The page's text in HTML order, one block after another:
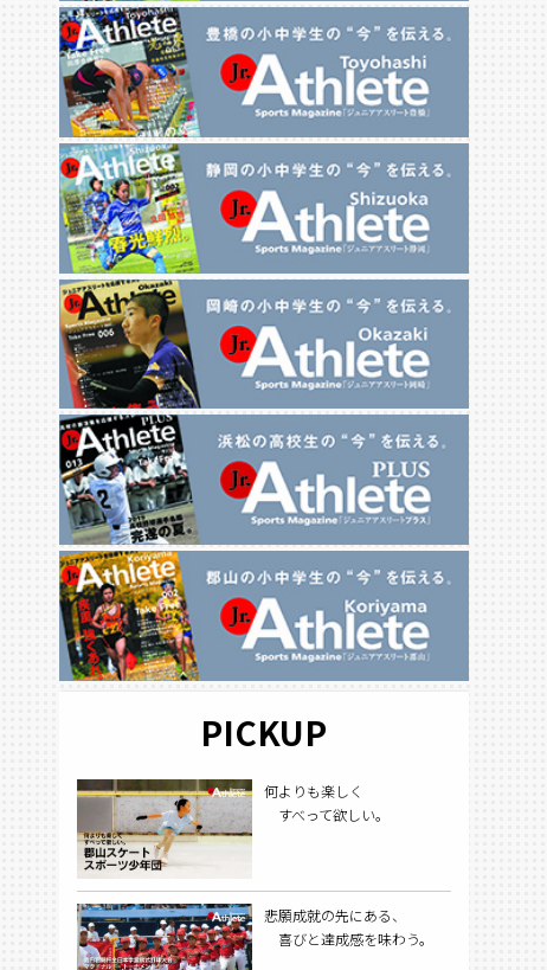
PICKUP
何よりも楽しく
すべって欲しい。
悲願成就の先にある、
喜びと達成感を味わう。